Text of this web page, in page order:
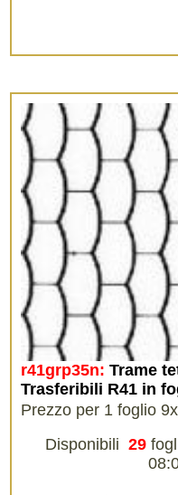
r41grp35n: Trame
Trasferibili R41 in
Prezzo per 1 foglio
Disponibili 29